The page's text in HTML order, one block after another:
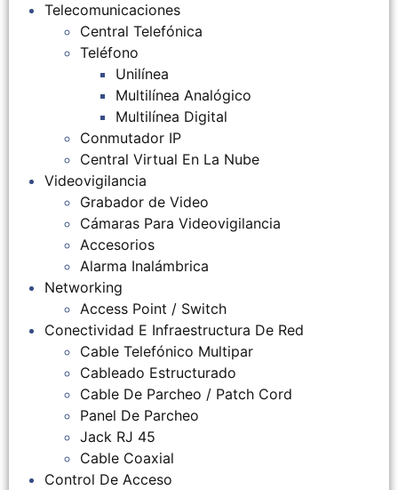
Telecomunicaciones
Central Telefónica
Teléfono
Unilínea
Multilínea Analógico
Multilínea Digital
Conmutador IP
Central Virtual En La Nube
Videovigilancia
Grabador de Video
Cámaras Para Videovigilancia
Accesorios
Alarma Inalámbrica
Networking
Access Point / Switch
Conectividad E Infraestructura De Red
Cable Telefónico Multipar
Cableado Estructurado
Cable De Parcheo / Patch Cord
Panel De Parcheo
Jack RJ 45
Cable Coaxial
Control De Acceso